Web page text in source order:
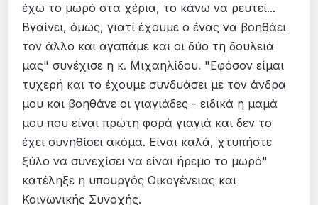
έχω το μωρό στα χέρια, το κάνω να ρευτεί...
Βγαίνει, όμως, γιατί έχουμε ο ένας να βοηθάει
τον άλλο και αγαπάμε και οι δύο τη δουλειά
μας" συνέχισε η κ. Μιχαηλίδου. "Εφόσον είμαι
τυχερή και το έχουμε συνδυάσει με τον άνδρα
μου και βοηθάνε οι γιαγιάδες - ειδικά η μαμά
μου που είναι πρώτη φορά γιαγιά και δεν το
έχει συνηθίσει ακόμα. Είναι καλά, χτυπήστε
ξύλο να συνεχίσει να είναι ήρεμο το μωρό"
κατέληξε η υπουργός Οικογένειας και
Κοινωνικής Συνοχής.